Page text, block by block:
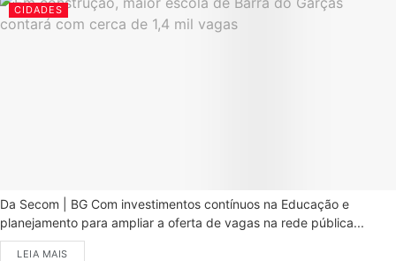
CIDADES
Da Secom | BG Com investimentos contínuos na Educação e
planejamento para ampliar a oferta de vagas na rede pública...
LEIA MAIS